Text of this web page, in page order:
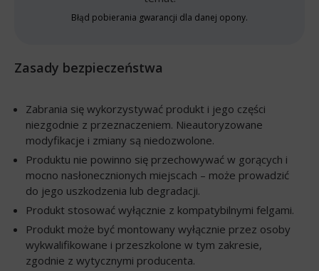
Błąd pobierania gwarancji dla danej opony.
Zasady bezpieczeństwa
Zabrania się wykorzystywać produkt i jego części
niezgodnie z przeznaczeniem. Nieautoryzowane
modyfikacje i zmiany są niedozwolone.
Produktu nie powinno się przechowywać w gorących i
mocno nasłonecznionych miejscach – może prowadzić
do jego uszkodzenia lub degradacji.
Produkt stosować wyłącznie z kompatybilnymi felgami.
Produkt może być montowany wyłącznie przez osoby
wykwalifikowane i przeszkolone w tym zakresie,
zgodnie z wytycznymi producenta.